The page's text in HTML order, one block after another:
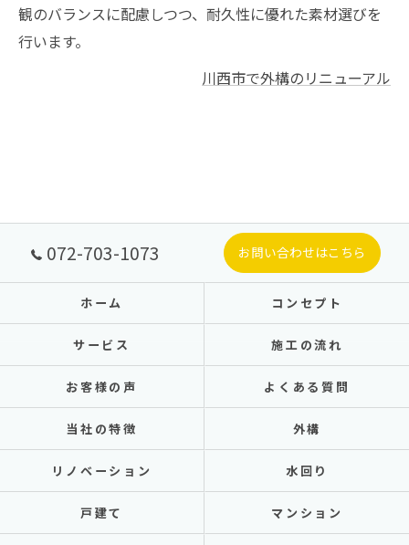
観のバランスに配慮しつつ、耐久性に優れた素材選びを
行います。
川西市で外構のリニューアル
072-703-1073 お問い合わせはこちら
ホーム コンセプト
サービス 施工の流れ
お客様の声 よくある質問
当社の特徴 外構
リノベーション 水回り
戸建て マンション